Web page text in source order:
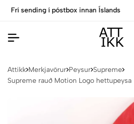
Allar vörur eru
Attikk Merkjavörur Peysur Supreme
Supreme rauð Motion Logo hettupeysa